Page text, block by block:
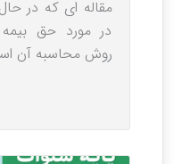
مقاله ای که در
در مورد حق
روش محاسبه آن